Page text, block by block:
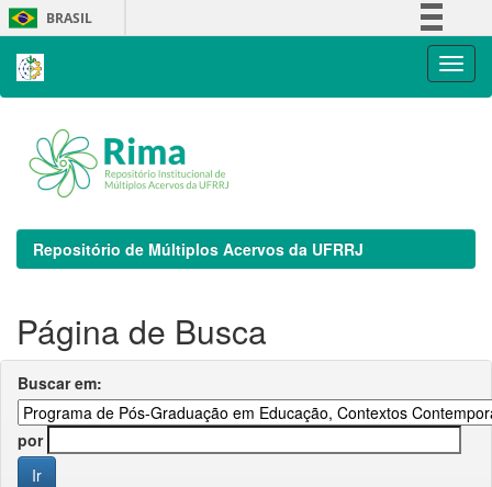
Skip
navigation
BRASIL
Repositório de Múltiplos Acervos da UFRRJ
Página de Busca
Buscar em:
por